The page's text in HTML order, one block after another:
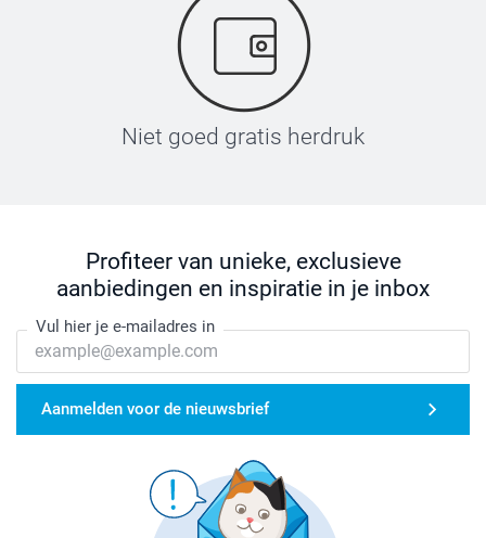
Niet goed gratis herdruk
Profiteer van unieke, exclusieve
aanbiedingen en inspiratie in je inbox
Vul hier je e-mailadres in
Aanmelden voor de nieuwsbrief